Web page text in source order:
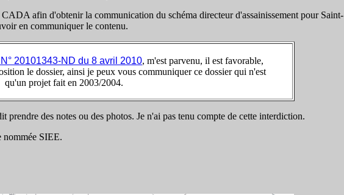
afin d'obtenir la communication du schéma directeur d'assainissement pour Saint-
en communiquer le contenu.
20101343-ND du 8 avril 2010, m'est parvenu, il est favorable,
le dossier, ainsi je peux vous communiquer ce dossier qui n'est
qu'un projet fait en 2003/2004.
prendre des notes ou des photos. Je n'ai pas tenu compte de cette interdiction.
nommée SIEE.